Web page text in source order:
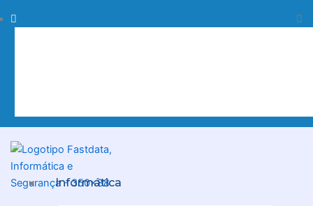
to
Procurar
Informática
Menu